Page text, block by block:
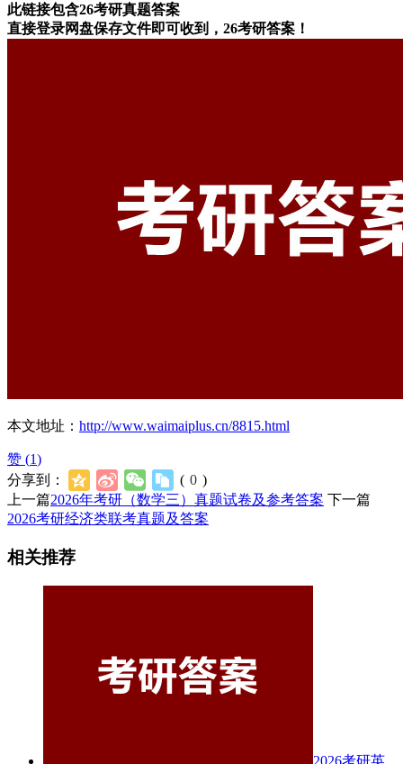
此链接包含26考研真题答案
直接登录网盘保存文件即可收到，26考研答案！
本文地址： http://www.waimaiplus.cn/8815.html
赞 (1)
分享到：
( 0 )
上一篇2026年考研（数学三）真题试卷及参考答案 下一篇
2026考研经济类联考真题及答案
相关推荐